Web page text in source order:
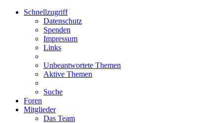
Schnellzugriff
Datenschutz
Spenden
Impressum
Links
Unbeantwortete Themen
Aktive Themen
Suche
Foren
Mitglieder
Das Team